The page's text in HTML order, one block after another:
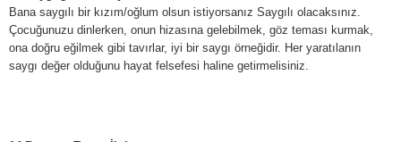
Bana saygılı bir kızım/oğlum olsun istiyorsanız Saygılı olacaksınız.
Çocuğunuzu dinlerken, onun hizasına gelebilmek, göz teması kurmak,
ona doğru eğilmek gibi tavırlar, iyi bir saygı örneğidir. Her yaratılanın
saygı değer olduğunu hayat felsefesi haline getirmelisiniz.